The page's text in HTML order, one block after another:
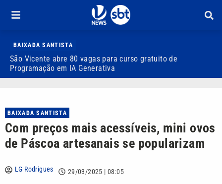
BAIXADA SANTISTA
São Vicente abre 80 vagas para curso gratuito de
Programação em IA Generativa
BAIXADA SANTISTA
Com preços mais acessíveis, mini ovos
de Páscoa artesanais se popularizam
LG Rodrigues 29/03/2025 | 08:05